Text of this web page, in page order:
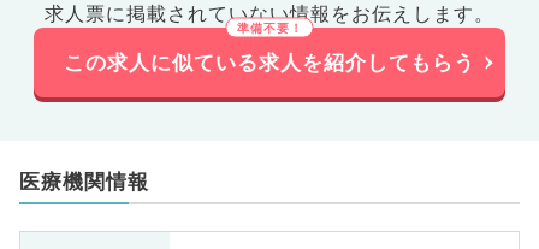
求人票に掲載されていない情報をお伝えします。
この求人に似ている求人を紹介してもらう
医療機関情報